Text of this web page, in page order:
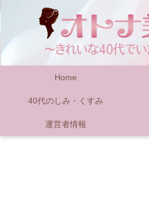
Home
40代のしみ・くすみ
運営者情報